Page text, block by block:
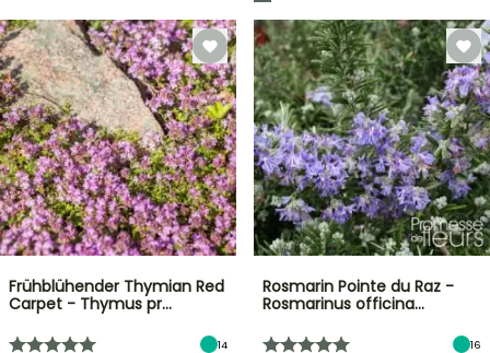
Frühblühender Thymian Red
Carpet - Thymus pr…
14
Rosmarin Pointe du Raz -
Rosmarinus officina…
16